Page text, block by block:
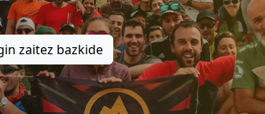
zaitez bazkide